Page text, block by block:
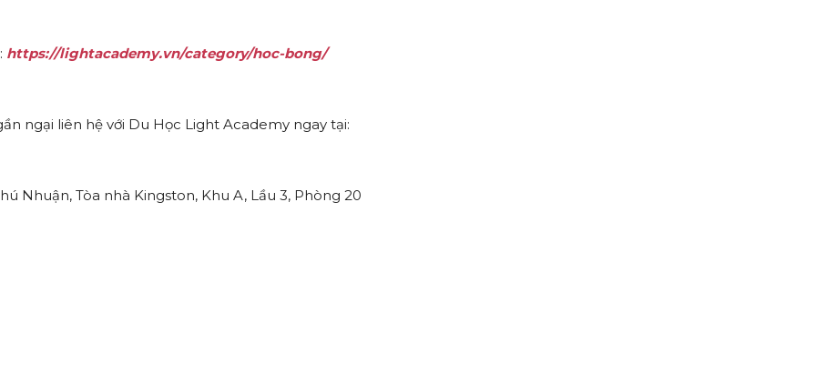
https://lightacademy.vn/category/hoc-bong/
ngại liên hệ với Du Học Light Academy ngay tại:
Nhuận, Tòa nhà Kingston, Khu A, Lầu 3, Phòng 20